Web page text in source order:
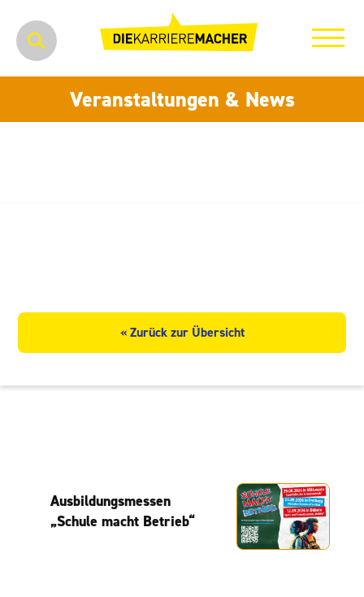
Veranstaltungen & News
« Zurück zur Übersicht
Ausbildungsmessen
„Schule macht Betrieb“